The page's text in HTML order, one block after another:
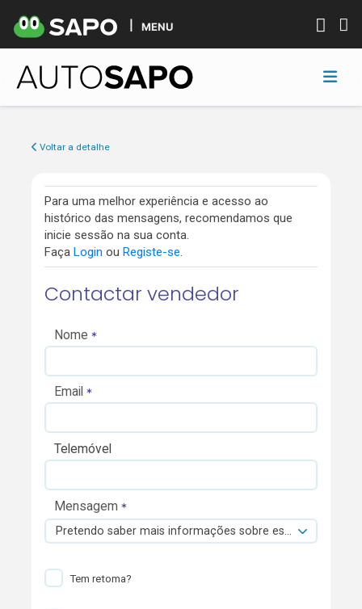
MENU
Voltar a detalhe
Para uma melhor experiência e acesso ao
histórico das mensagens, recomendamos que
inicie sessão na sua conta.
Faça Login ou Registe-se.
Contactar vendedor
Nome
Email
Telemóvel
Mensagem
Pretendo saber mais informações sobre esta viatura.
Tem retoma?